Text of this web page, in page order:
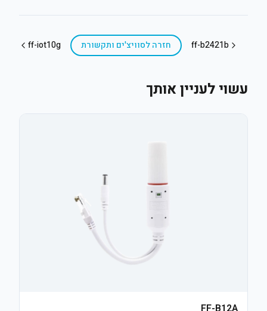
ff-b2421b חזרה לסוויצ'ים ותקשורת ff-iot10g
עשוי לעניין אותך